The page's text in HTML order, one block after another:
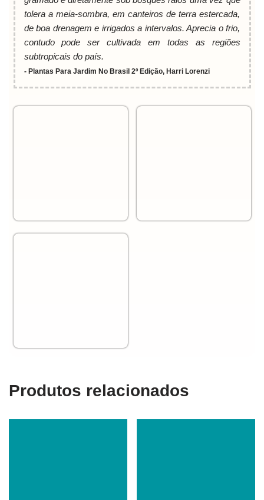
tolera a meia-sombra, em canteiros de terra estercada,
de boa drenagem e irrigados a intervalos. Aprecia o frio,
contudo pode ser cultivada em todas as regiões
subtropicais do país.
Produtos relacionados